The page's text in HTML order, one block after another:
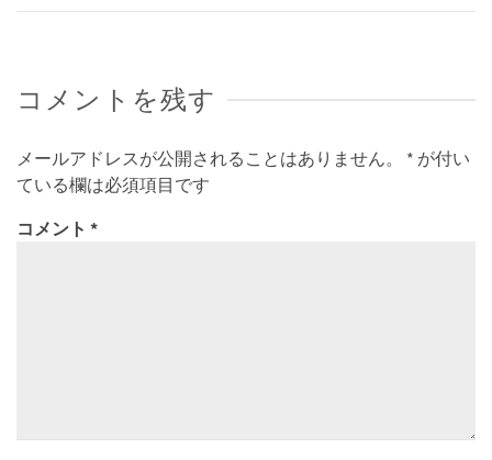
コメントを残す
メールアドレスが公開されることはありません。 * が付い
ている欄は必須項目です
コメント *